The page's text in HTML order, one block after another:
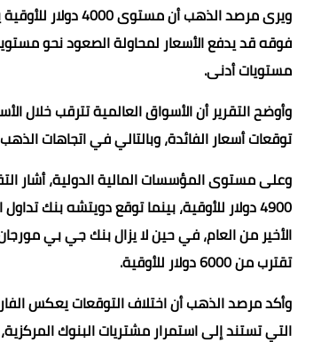
ويرى مرصد الذهب
مستويات أدنى.
وأوضح التقرير أن الأسواق العالمية تترقب خلال
توقعات أسعار الفائدة، وبالتالي في اتجاهات
الأخير من العام، في حين لا يزال بنك جي بي
تقترب من 6000 دولار للأوقية.
وأكد مرصد الذهب أن اختلاف التوقعات يعكس
التي تستند إلى استمرار مشتريات البنوك